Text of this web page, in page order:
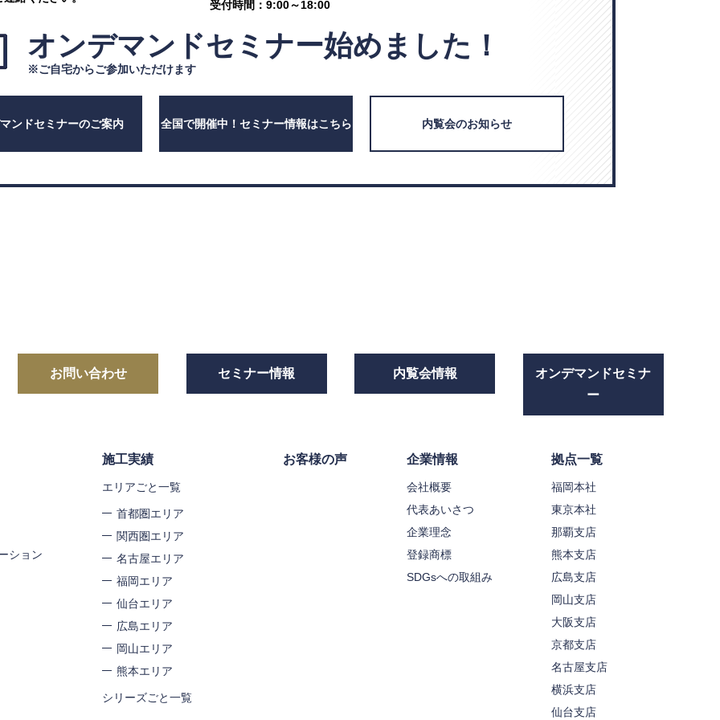
受付時間：9:00～18:00
オンデマンドセミナー始めました！
※ご自宅からご参加いただけます
ンドセミナーのご案内 全国で開催中！セミナー情報はこちら 内覧会のお知らせ
お問い合わせ セミナー情報 内覧会情報
オンデマンドセミナ
ー
ション
施工実績
エリアごと一覧
首都圏エリア
関西圏エリア
名古屋エリア
福岡エリア
仙台エリア
広島エリア
岡山エリア
熊本エリア
シリーズごと一覧
お客様の声 企業情報
会社概要
代表あいさつ
企業理念
登録商標
SDGsへの取組み
拠点一覧
福岡本社
東京本社
那覇支店
熊本支店
広島支店
岡山支店
大阪支店
京都支店
名古屋支店
横浜支店
仙台支店